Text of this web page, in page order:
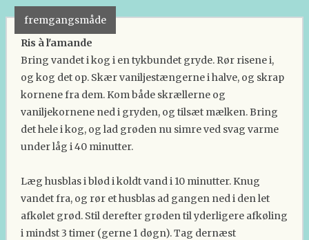
fremgangsmåde
Ris à l'amande
Bring vandet i kog i en tykbundet gryde. Rør risene i,
og kog det op. Skær vaniljestængerne i halve, og skrap
kornene fra dem. Kom både skrællerne og
vaniljekornene ned i gryden, og tilsæt mælken. Bring
det hele i kog, og lad grøden nu simre ved svag varme
under låg i 40 minutter.
Læg husblas i blød i koldt vand i 10 minutter. Knug
vandet fra, og rør et husblas ad gangen ned i den let
afkølet grød. Stil derefter grøden til yderligere afkøling
i mindst 3 timer (gerne 1 døgn). Tag dernæst